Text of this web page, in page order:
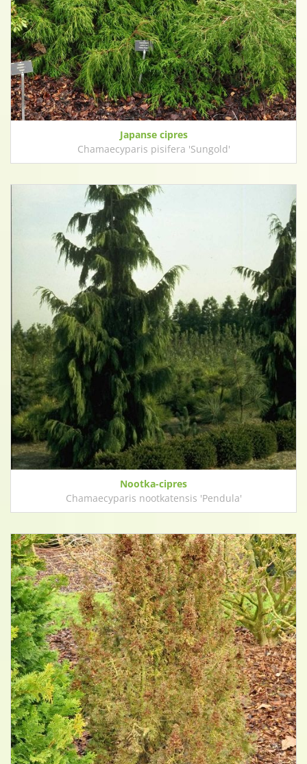
Japanse cipres
Chamaecyparis pisifera 'Sungold'
Nootka-cipres
Chamaecyparis nootkatensis 'Pendula'